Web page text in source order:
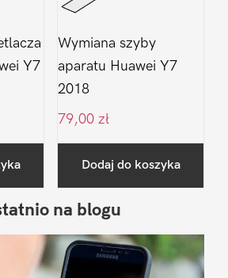
Y7
Wymiana szyby
aparatu Huawei Y7
2018
79,00 zł
Dodaj do koszyka
na blogu